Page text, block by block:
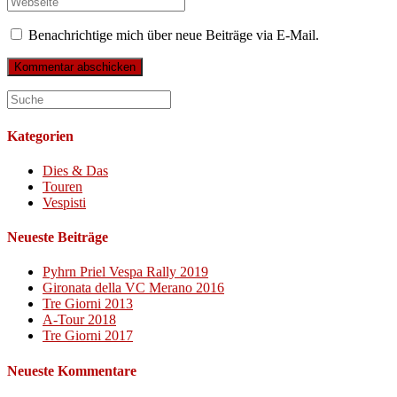
oder
Benutzernamen
zum
Kommentieren
ein
E-
Mail-
Adresse
zum
Kommentieren
ein
deine
Website-
ein
(optional)
Benachrichtige mich über neue Beiträge via E-Mail.
Kategorien
Dies & Das
Touren
Vespisti
Neueste Beiträge
Pyhrn Priel Vespa Rally 2019
Gironata della VC Merano 2016
Tre Giorni 2013
A-Tour 2018
Tre Giorni 2017
Neueste Kommentare